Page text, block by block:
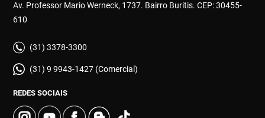
Av. Professor Mario Werneck, 1737. Bairro Buritis. CEP: 30455-
610
(31) 3378-3300
(31) 9 9943-1427 (Comercial)
REDES SOCIAIS